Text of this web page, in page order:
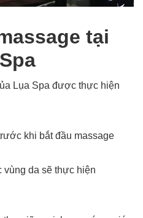
tại
Lụa Spa được thực hiện
khi bắt đầu massage
vùng da sẽ thực hiện